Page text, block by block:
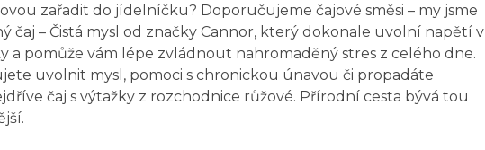
zařadit do jídelníčku? Doporučujeme čajové směsi – my jsme
čaj – Čistá mysl od značky Cannor, který dokonale uvolní napětí v
a pomůže vám lépe zvládnout nahromaděný stres z celého dne.
uvolnit mysl, pomoci s chronickou únavou či propadáte
čaj s výtažky z rozchodnice růžové. Přírodní cesta bývá tou